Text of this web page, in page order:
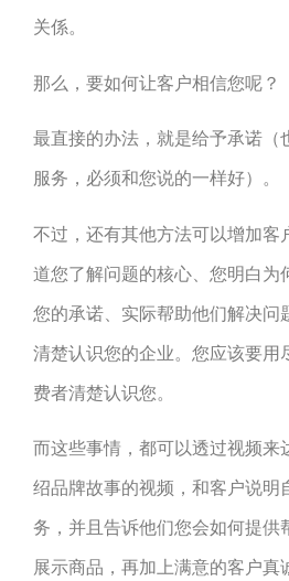
关係。
那么，要如何让客户相信您呢？
最直接的办法，就是给予承诺（
服务，必须和您说的一样好）。
不过，还有其他方法可以增加客
道您了解问题的核心、您明白为
您的承诺、实际帮助他们解决问
清楚认识您的企业。您应该要用
费者清楚认识您。
而这些事情，都可以透过视频来
绍品牌故事的视频，和客户说明
务，并且告诉他们您会如何提供
展示商品，再加上满意的客户真